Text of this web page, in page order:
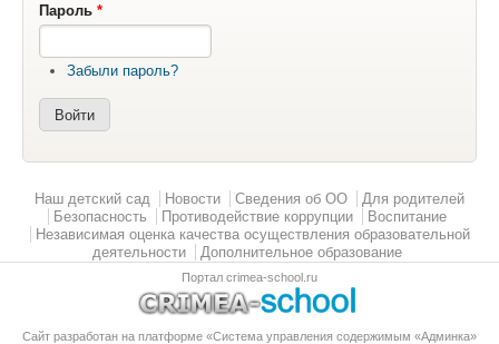
Пароль *
Забыли пароль?
Главное меню
Наш детский сад Новости Сведения об ОО
Для родителей
Безопасность
Противодействие коррупции
Воспитание
Независимая оценка качества осуществления образовательной
деятельности
Дополнительное образование
Портал crimea-school.ru
Сайт разработан на платформе «Система управления содержимым «Админка»